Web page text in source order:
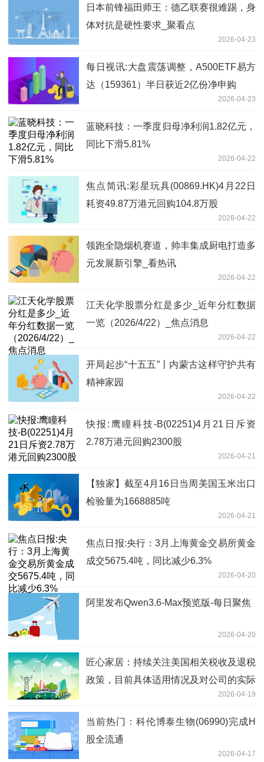
日本前锋福田师王：德乙联赛很难踢，身
体对抗是硬性要求_聚看点
2026-04-23
每日视讯:大盘震荡调整，A500ETF易方
达（159361）半日获近2亿份净申购
2026-04-23
蓝晓科技：一季度归母净利润1.82亿元，
同比下滑5.81%
2026-04-22
焦点简讯:彩星玩具(00869.HK)4月22日
耗资49.87万港元回购104.8万股
2026-04-22
领跑全隐烟机赛道，帅丰集成厨电打造多
元发展新引擎_看热讯
2026-04-22
江天化学股票分红是多少_近年分红数据
一览（2026/4/22）_焦点消息
2026-04-22
开局起步“十五五”丨内蒙古这样守护共有
精神家园
2026-04-22
快报:鹰瞳科技-B(02251)4月21日斥资
2.78万港元回购2300股
2026-04-21
【独家】截至4月16日当周美国玉米出口
检验量为1668885吨
2026-04-21
焦点日报:央行：3月上海黄金交易所黄金
成交5675.4吨，同比减少6.3%
2026-04-20
阿里发布Qwen3.6-Max预览版-每日聚焦
2026-04-20
匠心家居：持续关注美国相关税收及退税
政策，目前具体适用情况及对公司的实际
2026-04-19
当前热门：科伦博泰生物(06990)完成H
股全流通
2026-04-17